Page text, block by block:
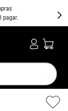
pagar.